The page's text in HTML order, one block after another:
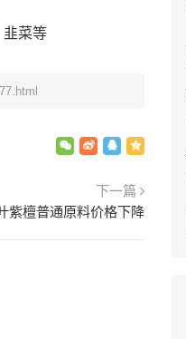
韭菜等
下一篇
紫檀普通原料价格下降